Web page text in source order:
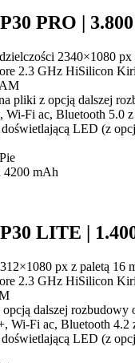
PRO |
2340×1080
2.3 GHz HiSilicon
pliki z opcją dalszej
Wi-Fi ac, Bluetooth 5.0
LED (z
4200 mAh
LITE |
px z paletą 16
2.3 GHz HiSilicon
dalszej
Wi-Fi ac, Bluetooth 4.2
LED (z